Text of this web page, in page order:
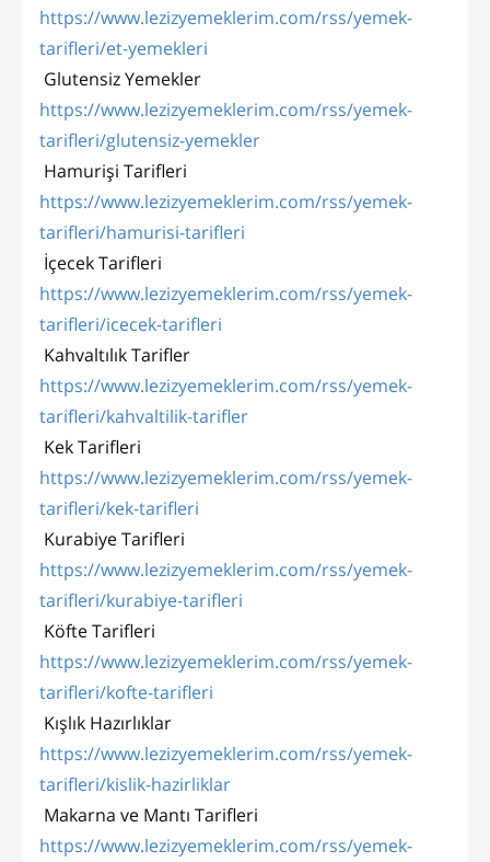
https://www.lezizyemeklerim.com/rss/yemek-
tarifleri/et-yemekleri
Glutensiz Yemekler
https://www.lezizyemeklerim.com/rss/yemek-
tarifleri/glutensiz-yemekler
Hamurişi Tarifleri
https://www.lezizyemeklerim.com/rss/yemek-
tarifleri/hamurisi-tarifleri
İçecek Tarifleri
https://www.lezizyemeklerim.com/rss/yemek-
tarifleri/icecek-tarifleri
Kahvaltılık Tarifler
https://www.lezizyemeklerim.com/rss/yemek-
tarifleri/kahvaltilik-tarifler
Kek Tarifleri
https://www.lezizyemeklerim.com/rss/yemek-
tarifleri/kek-tarifleri
Kurabiye Tarifleri
https://www.lezizyemeklerim.com/rss/yemek-
tarifleri/kurabiye-tarifleri
Köfte Tarifleri
https://www.lezizyemeklerim.com/rss/yemek-
tarifleri/kofte-tarifleri
Kışlık Hazırlıklar
https://www.lezizyemeklerim.com/rss/yemek-
tarifleri/kislik-hazirliklar
Makarna ve Mantı Tarifleri
https://www.lezizyemeklerim.com/rss/yemek-